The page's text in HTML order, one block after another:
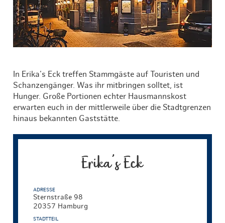
In Erika's Eck treffen Stammgäste auf Touristen und
Schanzengänger. Was ihr mitbringen solltet, ist
Hunger. Große Portionen echter Hausmannskost
erwarten euch in der mittlerweile über die Stadtgrenzen
hinaus bekannten Gaststätte.
Erika's Eck
ADRESSE
Sternstraße 98
20357 Hamburg
STADTTEIL